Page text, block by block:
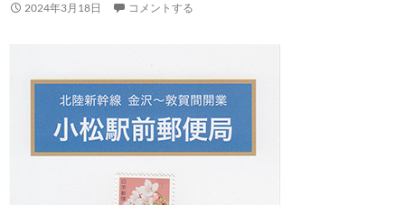
2024年3月18日 コメントする